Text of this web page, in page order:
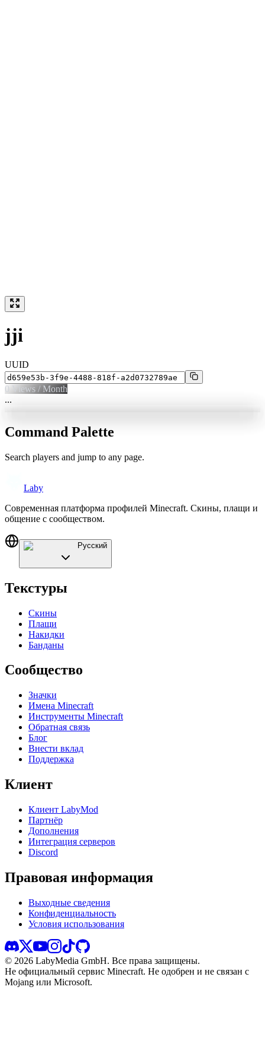
jji
UUID
0 Views / Month
...
Command Palette
Search players and jump to any page.
Laby
Современная платформа профилей Minecraft. Скины, плащи и
общение с сообществом.
Русский
Текстуры
Скины
Плащи
Накидки
Банданы
Сообщество
Значки
Имена Minecraft
Инструменты Minecraft
Обратная связь
Блог
Внести вклад
Поддержка
Клиент
Клиент LabyMod
Партнёр
Дополнения
Интеграция серверов
Discord
Правовая информация
Выходные сведения
Конфиденциальность
Условия использования
© 2026 LabyMedia GmbH. Все права защищены.
Не официальный сервис Minecraft. Не одобрен и не связан с
Mojang или Microsoft.